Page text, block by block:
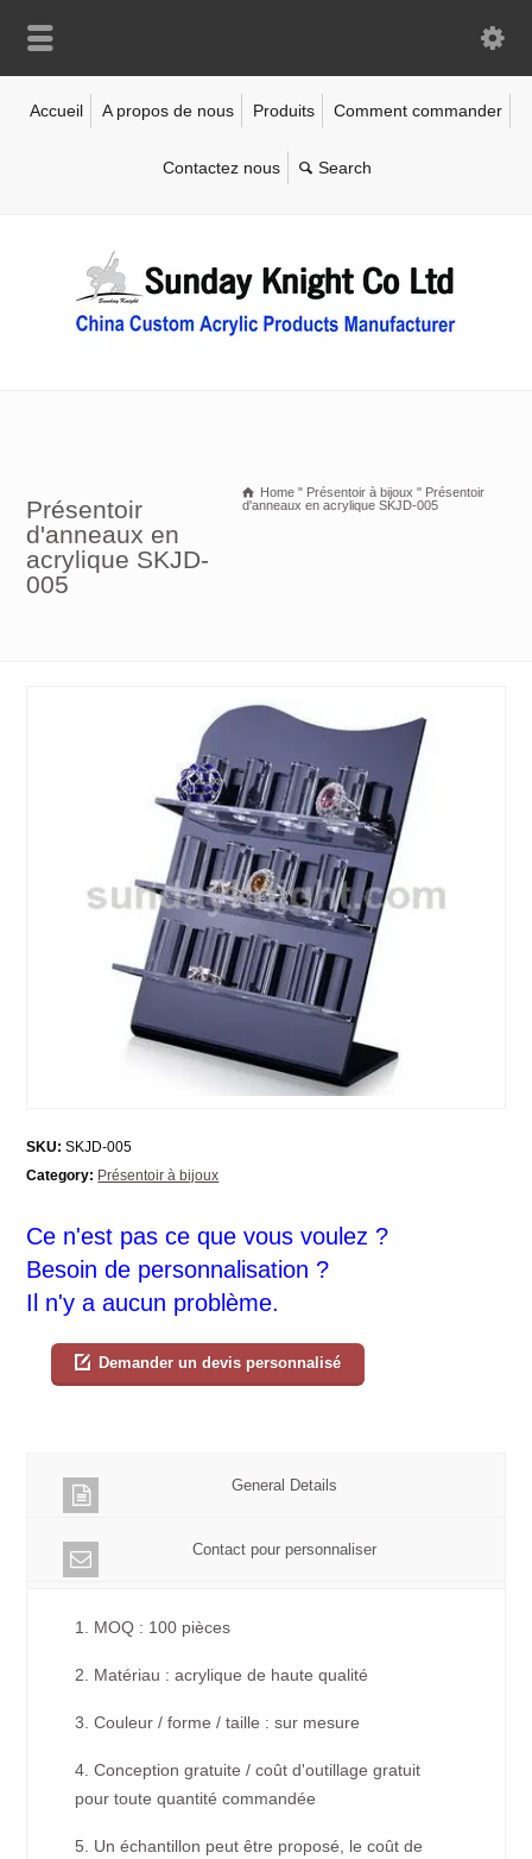
Accueil A propos de nous Produits Comment commander
Contactez nous
Présentoir
d'anneaux en
acrylique SKJD-
005
Home " Présentoir à bijoux " Présentoir
d'anneaux en acrylique SKJD-005
SKU: SKJD-005
Category: Présentoir à bijoux
Ce n'est pas ce que vous voulez ?
Besoin de personnalisation ?
Il n'y a aucun problème.
Demander un devis personnalisé
General Details
Contact pour personnaliser
1. MOQ : 100 pièces
2. Matériau : acrylique de haute qualité
3. Couleur / forme / taille : sur mesure
4. Conception gratuite / coût d'outillage gratuit
pour toute quantité commandée
5. Un échantillon peut être proposé, le coût de